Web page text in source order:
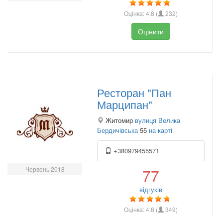
Оцінка:4.8 ( 232)
Оцінити
Червень 2018
Ресторан "Пан
Марципан"
Житомир вулиця Велика
Бердичівська55 на карті
+380979455571
77
відгуків
Оцінка:4.8 ( 349)